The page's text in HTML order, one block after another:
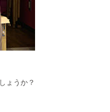
ょうか？